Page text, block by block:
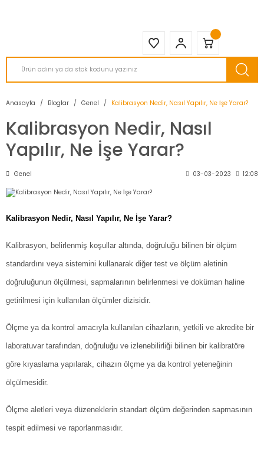
Anasayfa Bloglar Genel Kalibrasyon Nedir, Nasıl Yapılır, Ne İşe Yarar?
Kalibrasyon Nedir, Nasıl
Yapılır, Ne İşe Yarar?
Genel 03-03-2023 12:08
Kalibrasyon Nedir, Nasıl Yapılır, Ne İşe Yarar?
Kalibrasyon, belirlenmiş koşullar altında, doğruluğu bilinen bir ölçüm
standardını veya sistemini kullanarak diğer test ve ölçüm aletinin
doğruluğunun ölçülmesi, sapmalarının belirlenmesi ve doküman haline
getirilmesi için kullanılan ölçümler dizisidir.
Ölçme ya da kontrol amacıyla kullanılan cihazların, yetkili ve akredite bir
laboratuvar tarafından, doğruluğu ve izlenebilirliği bilinen bir kalibratöre
göre kıyaslama yapılarak, cihazın ölçme ya da kontrol yeteneğinin
ölçülmesidir.
Ölçme aletleri veya düzeneklerin standart ölçüm değerinden sapmasının
tespit edilmesi ve raporlanmasıdır.